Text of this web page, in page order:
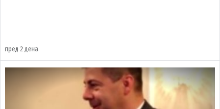
пред 2 дена